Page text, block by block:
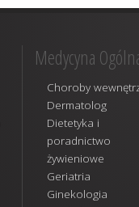
Medycyna
Choroby
Dermatolog
Dietetyka i
poradnictwo
żywieniowe
Geriatria
Ginekologia